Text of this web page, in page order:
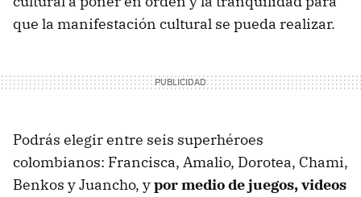
que la manifestación cultural se pueda realizar.
Podrás elegir entre seis superhéroes
colombianos: Francisca, Amalio, Dorotea, Chami,
Benkos y Juancho, ypor medio de juegos, videos